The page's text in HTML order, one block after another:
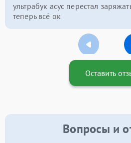
ультрабук асус перестал
теперь всё ок
Оставить
Вопросы и